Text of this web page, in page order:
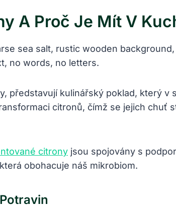
A Proč Je Mít V
představují kulinářský poklad, který
citronů, čímž se jejich chuť
citrony jsou spojovány s
obohacuje náš mikrobiom.